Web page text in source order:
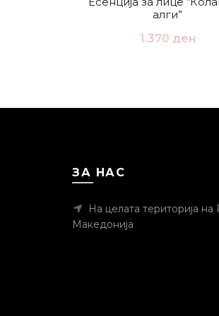
алги”
1.370 ден
ЗА НАС
На целата територија на
Македонија